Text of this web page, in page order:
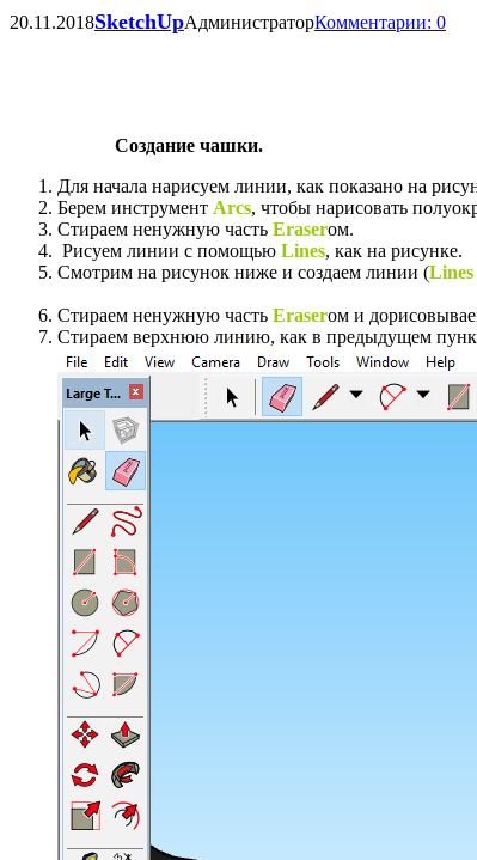
20.11.2018SketchUpАдминистраторКомментарии: 0
Создание чашки.
Для начала нарисуем линии, как показано на
Берем инструмент Arcs, чтобы нарисовать
Стираем ненужную часть Eraserом.
Рисуем линии с помощью Lines, как на рисунке.
Смотрим на рисунок ниже и создаем линии (Lines
Стираем ненужную часть Eraserом и
Стираем верхнюю линию, как в предыдущем